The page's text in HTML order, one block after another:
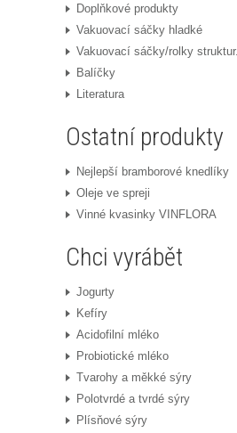
Doplňkové produkty
Vakuovací sáčky hladké
Vakuovací sáčky/rolky struktur.
Balíčky
Literatura
Ostatní produkty
Nejlepší bramborové knedlíky
Oleje ve spreji
Vinné kvasinky VINFLORA
Chci vyrábět
Jogurty
Kefíry
Acidofilní mléko
Probiotické mléko
Tvarohy a měkké sýry
Polotvrdé a tvrdé sýry
Plísňové sýry